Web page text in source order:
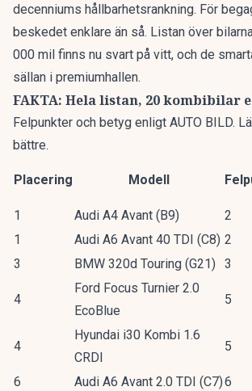
decenniums hållbarhetsrankning. För
beskedet enklare än så. Listan över
000 mil finns nu svart på vitt, och de
sällan i premiumhallen.
FAKTA: Hela listan, 20 kombibilar
Felpunkter och betyg enligt AUTO BILD.
bättre.
Placering Modell
1
Audi A4 Avant (B9) 2
1
Audi A6 Avant 40 TDI (C8) 2
3
BMW 320d Touring (G21) 3
4
Ford Focus Turnier 2.0
EcoBlue
5
4
Hyundai i30 Kombi 1.6
CRDI
5
6 Audi A6 Avant 2.0 TDI (C7)6